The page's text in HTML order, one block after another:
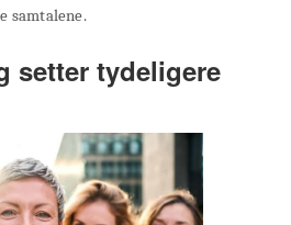
samtalene.
setter tydeligere